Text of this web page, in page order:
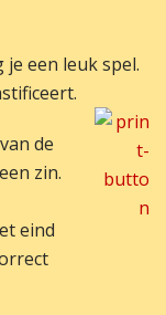
een leuk spel.
de
zin.
eind